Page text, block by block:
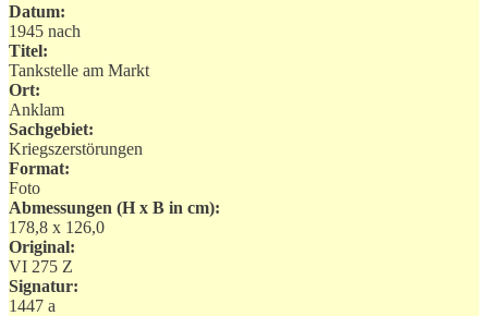
Datum:
1945 nach
Titel:
Tankstelle am Markt
Ort:
Anklam
Sachgebiet:
Kriegszerstörungen
Format:
Foto
Abmessungen (H x B in cm):
178,8 x 126,0
Original:
VI 275 Z
Signatur:
1447 a